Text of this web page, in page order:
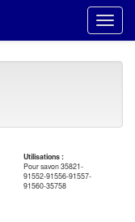
Utilisations :
Pour savon 35821-
91552-91556-91557-
91560-35758